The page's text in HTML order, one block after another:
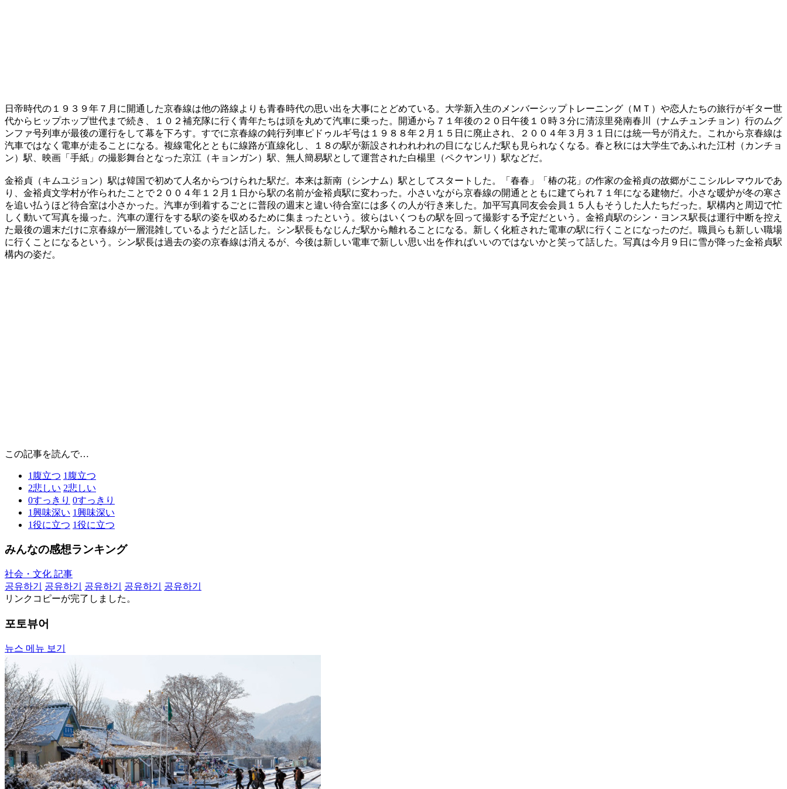
日帝時代の１９３９年７月に開通した京春線は他の路線よりも青春時代の思い出を大事にとどめている。大学新入生のメンバーシップトレーニング（ＭＴ）や恋人たちの旅行がギター世
代からヒップホップ世代まで続き、１０２補充隊に行く青年たちは頭を丸めて汽車に乗った。開通から７１年後の２０日午後１０時３分に清涼里発南春川（ナムチュンチョン）行のムグ
ンファ号列車が最後の運行をして幕を下ろす。すでに京春線の鈍行列車ピドゥルギ号は１９８８年２月１５日に廃止され、２００４年３月３１日には統一号が消えた。これから京春線は
汽車ではなく電車が走ることになる。複線電化とともに線路が直線化し、１８の駅が新設されわれわれの目になじんだ駅も見られなくなる。春と秋には大学生であふれた江村（カンチョ
ン）駅、映画「手紙」の撮影舞台となった京江（キョンガン）駅、無人簡易駅として運営された白楊里（ペクヤンリ）駅などだ。
金裕貞（キムユジョン）駅は韓国で初めて人名からつけられた駅だ。本来は新南（シンナム）駅としてスタートした。「春春」「椿の花」の作家の金裕貞の故郷がここシルレマウルであ
り、金裕貞文学村が作られたことで２００４年１２月１日から駅の名前が金裕貞駅に変わった。小さいながら京春線の開通とともに建てられ７１年になる建物だ。小さな暖炉が冬の寒さ
を追い払うほど待合室は小さかった。汽車が到着するごとに普段の週末と違い待合室には多くの人が行き来した。加平写真同友会会員１５人もそうした人たちだった。駅構内と周辺で忙
しく動いて写真を撮った。汽車の運行をする駅の姿を収めるために集まったという。彼らはいくつもの駅を回って撮影する予定だという。金裕貞駅のシン・ヨンス駅長は運行中断を控え
た最後の週末だけに京春線が一層混雑しているようだと話した。シン駅長もなじんだ駅から離れることになる。新しく化粧された電車の駅に行くことになったのだ。職員らも新しい職場
に行くことになるという。シン駅長は過去の姿の京春線は消えるが、今後は新しい電車で新しい思い出を作ればいいのではないかと笑って話した。写真は今月９日に雪が降った金裕貞駅
構内の姿だ。
この記事を読んで…
1 腹立つ 1 腹立つ
2悲しい 2悲しい
0すっきり 0すっきり
1興味深い 1興味深い
1役に立つ 1役に立つ
みんなの感想ランキング
社会・文化 記事
공유하기
공유하기 공유하기 공유하기
공유하기
リンクコピーが完了しました。
포토뷰어
뉴스 메뉴 보기